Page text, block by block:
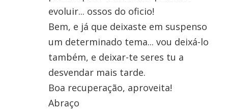
evoluir... ossos do oficio!
Bem, e já que deixaste em suspenso
um determinado tema... vou deixá-lo
também, e deixar-te seres tu a
desvendar mais tarde.
Boa recuperação, aproveita!
Abraço